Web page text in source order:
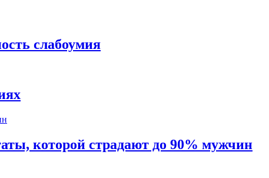
слабоумия
которой страдают до 90% мужчин